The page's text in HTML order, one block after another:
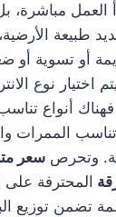
العمل مباشرة،
طبيعة
أو تسوية أو
اختيار نوع
أنواع
الممرات
وتحرص سعر
المحترفة
تضمن توزيع